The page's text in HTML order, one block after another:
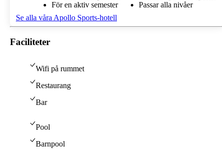
För en aktiv semester
Passar alla nivåer
Se alla våra Apollo Sports-hotell
Faciliteter
Wifi på rummet
Restaurang
Bar
Pool
Barnpool